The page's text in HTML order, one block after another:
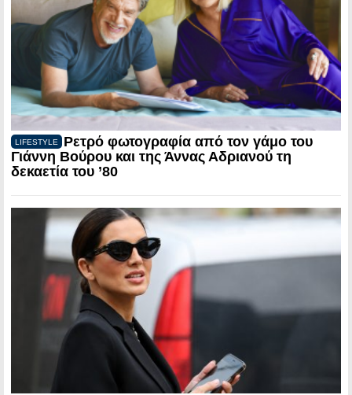
LIFESTYLE
Ρετρό φωτογραφία από τον γάμο του
Γιάννη Βούρου και της Άννας Αδριανού τη
δεκαετία του ’80